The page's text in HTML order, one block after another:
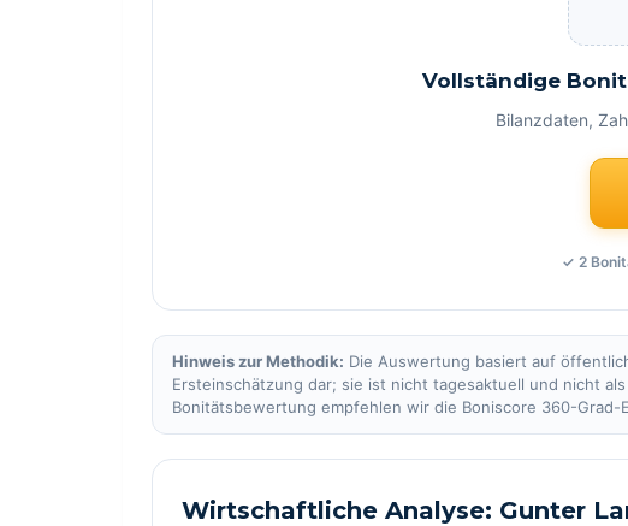
Vollständige
Bilanzdaten,
✓ 2
Hinweis zur Methodik: Die Auswertung basiert auf
Ersteinschätzung dar; sie ist nicht tagesaktuell und nicht
Bonitätsbewertung empfehlen wir die Boniscore 360-Grad-
Wirtschaftliche Analyse: Gunter